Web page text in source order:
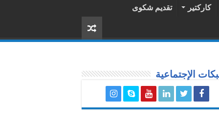
كاركتير تقديم شكوى
الإجتماعية